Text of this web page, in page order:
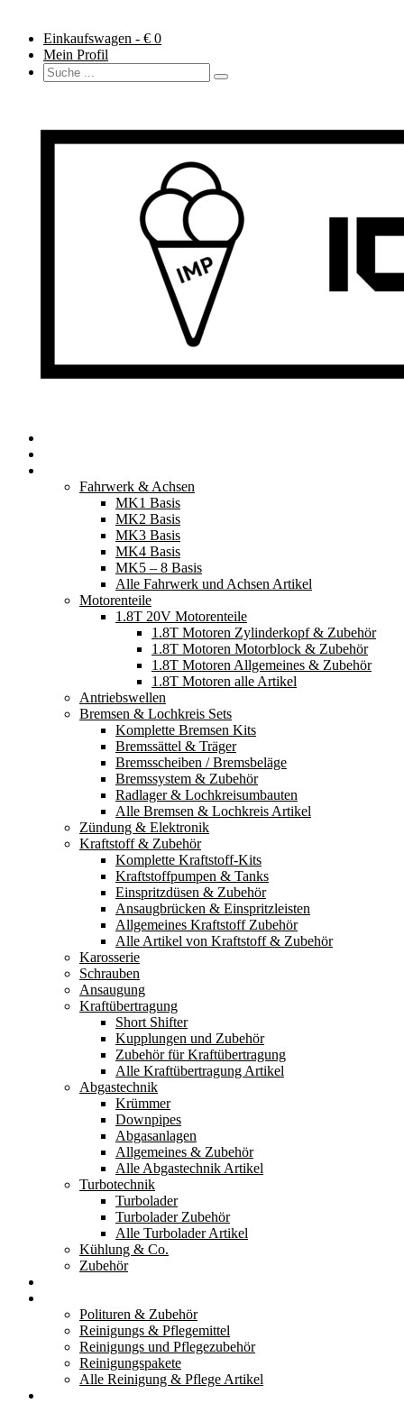
Einkaufswagen - € 0
Mein Profil
Fahrwerk & Achsen
MK1 Basis
MK2 Basis
MK3 Basis
MK4 Basis
MK5 – 8 Basis
Alle Fahrwerk und Achsen Artikel
Motorenteile
1.8T 20V Motorenteile
1.8T Motoren Zylinderkopf & Zubehör
1.8T Motoren Motorblock & Zubehör
1.8T Motoren Allgemeines & Zubehör
1.8T Motoren alle Artikel
Antriebswellen
Bremsen & Lochkreis Sets
Komplette Bremsen Kits
Bremssättel & Träger
Bremsscheiben / Bremsbeläge
Bremssystem & Zubehör
Radlager & Lochkreisumbauten
Alle Bremsen & Lochkreis Artikel
Zündung & Elektronik
Kraftstoff & Zubehör
Komplette Kraftstoff-Kits
Kraftstoffpumpen & Tanks
Einspritzdüsen & Zubehör
Ansaugbrücken & Einspritzleisten
Allgemeines Kraftstoff Zubehör
Alle Artikel von Kraftstoff & Zubehör
Karosserie
Schrauben
Ansaugung
Kraftübertragung
Short Shifter
Kupplungen und Zubehör
Zubehör für Kraftübertragung
Alle Kraftübertragung Artikel
Abgastechnik
Krümmer
Downpipes
Abgasanlagen
Allgemeines & Zubehör
Alle Abgastechnik Artikel
Turbotechnik
Turbolader
Turbolader Zubehör
Alle Turbolader Artikel
Kühlung & Co.
Zubehör
Polituren & Zubehör
Reinigungs & Pflegemittel
Reinigungs und Pflegezubehör
Reinigungspakete
Alle Reinigung & Pflege Artikel